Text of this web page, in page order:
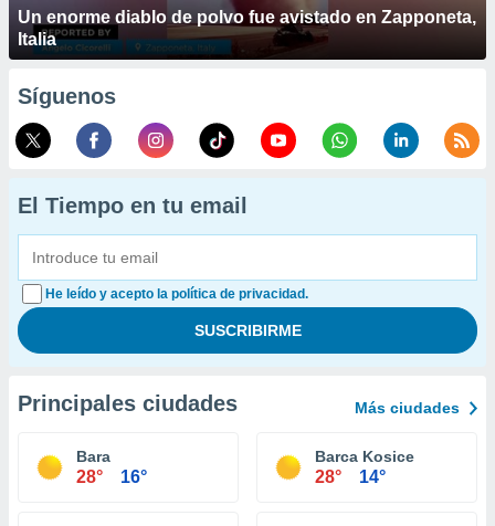
Un enorme diablo de polvo fue avistado en Zapponeta,
Italia
Síguenos
El Tiempo en tu email
He leído y acepto la política de privacidad.
Principales ciudades Más ciudades
Bara
28° 16°
Barca Kosice
28° 14°